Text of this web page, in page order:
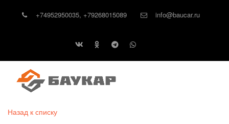
+74952950035, +79268015089 info@baucar.ru
Назад к списку